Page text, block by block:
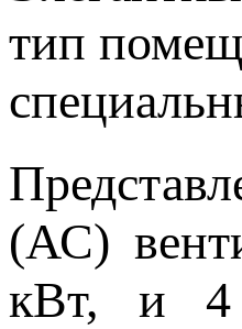
тип
(АС)
кВт, и 4